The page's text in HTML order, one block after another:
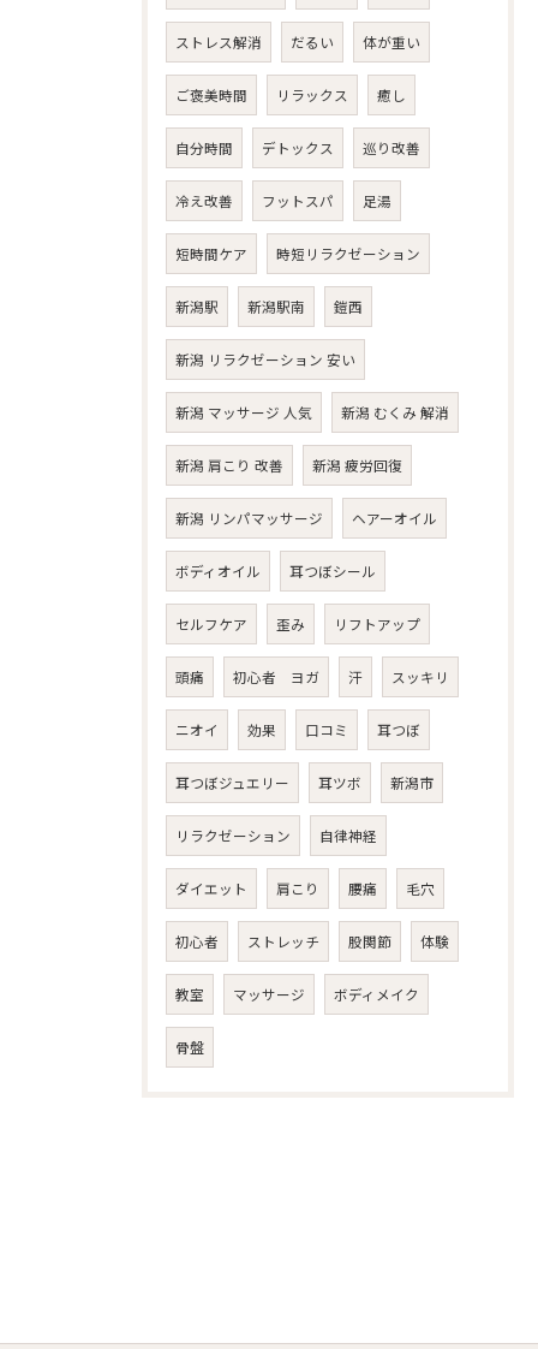
ストレス解消 だるい 体が重い
ご褒美時間 リラックス 癒し
自分時間 デトックス 巡り改善
冷え改善 フットスパ 足湯
短時間ケア 時短リラクゼーション
新潟駅 新潟駅南 鎧西
新潟 リラクゼーション 安い
新潟 マッサージ 人気 新潟 むくみ 解消
新潟 肩こり 改善 新潟 疲労回復
新潟 リンパマッサージ ヘアーオイル
ボディオイル 耳つぼシール
セルフケア 歪み リフトアップ
頭痛 初心者 ヨガ 汗 スッキリ
ニオイ 効果 口コミ 耳つぼ
耳つぼジュエリー 耳ツボ 新潟市
リラクゼーション 自律神経
ダイエット 肩こり 腰痛 毛穴
初心者 ストレッチ 股関節 体験
教室 マッサージ ボディメイク
骨盤